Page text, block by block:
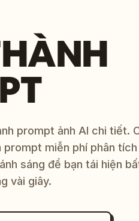
prompt ảnh AI chi tiết.
prompt miễn phí phân
sáng để bạn tái hiện
vài giây.